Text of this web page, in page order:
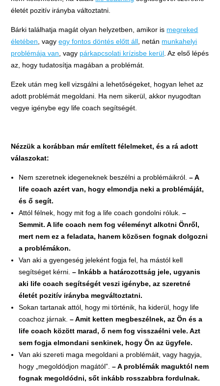
életét pozitív irányba változtatni.
Bárki találhatja magát olyan helyzetben, amikor is megreked
életében , vagyegy fontos döntés előtt áll , netán munkahelyi
problémája van , vagy párkapcsolati krízisbe kerül . Az első lépés
az, hogy tudatosítja magában a problémát.
Ezek után meg kell vizsgálni a lehetőségeket, hogyan lehet az
adott problémát megoldani. Ha nem sikerül, akkor nyugodtan
vegye igénybe egy life coach segítségét.
Nézzük a korábban már említett félelmeket, és a rá adott
válaszokat:
Nem szeretnek idegeneknek beszélni a problémáikról.– A
life coach azért van, hogy elmondja neki a problémáját,
és ő segít.
Attól félnek, hogy mit fog a life coach gondolni róluk.–
Semmit. A life coach nem fog véleményt alkotni Önről,
mert nem ez a feladata, hanem közösen fognak dolgozni
a problémákon.
Van aki a gyengeség jeleként fogja fel, ha mástól kell
segítséget kérni.– Inkább a határozottság jele, ugyanis
aki life coach segítségét veszi igénybe, az szeretné
életét pozitív irányba megváltoztatni.
Sokan tartanak attól, hogy mi történik, ha kiderül, hogy life
coachoz járnak.– Amit ketten megbeszélnek, az Ön és a
life coach között marad, ő nem fog visszaélni vele. Azt
sem fogja elmondani senkinek, hogy Ön az ügyfele.
Van aki szereti maga megoldani a problémáit, vagy hagyja,
hogy „megoldódjon magától”.– A problémák maguktól nem
fognak megoldódni, sőt inkább rosszabbra fordulnak.